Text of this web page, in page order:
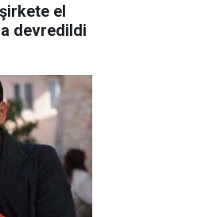
el
devredildi